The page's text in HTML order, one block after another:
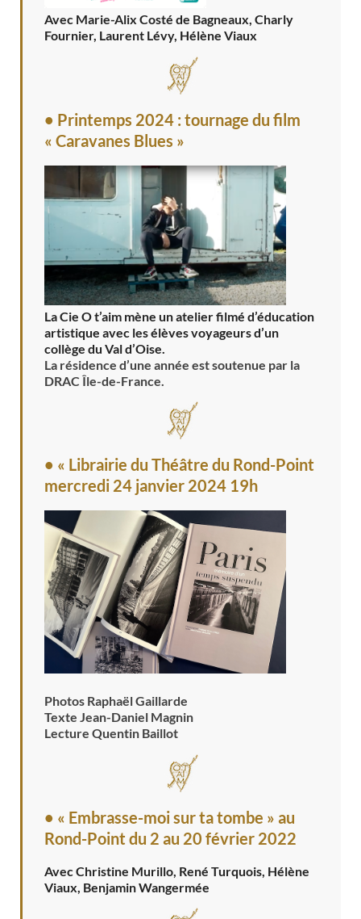
Avec Marie-Alix Costé de Bagneaux, Charly
Fournier, Laurent Lévy, Hélène Viaux
• Printemps 2024 : tournage du film
« Caravanes Blues »
La Cie O t’aim mène un atelier filmé d’éducation
artistique avec les élèves voyageurs d’un
collège du Val d’Oise.
La résidence d’une année est soutenue par la
DRAC Île-de-France.
• « Librairie du Théâtre du Rond-Point
mercredi 24 janvier 2024 19h
Photos Raphaël Gaillarde
Texte Jean-Daniel Magnin
Lecture Quentin Baillot
• « Embrasse-moi sur ta tombe » au
Rond-Point du 2 au 20 février 2022
Avec Christine Murillo, René Turquois, Hélène
Viaux, Benjamin Wangermée